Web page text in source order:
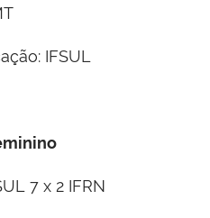
IFSUL
7 x 2 IFRN